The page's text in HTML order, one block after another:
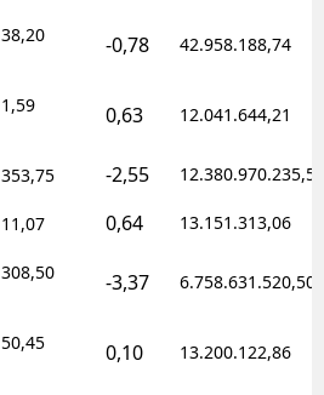
38,20 -0,78 42.958.188,74
1,59 0,63 12.041.644,21
353,75 -2,55 12.380.970.235,50
11,07 0,64 13.151.313,06
308,50 -3,37 6.758.631.520,50
50,45 0,10 13.200.122,86